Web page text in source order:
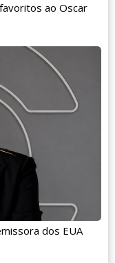
ao Oscar
dos EUA